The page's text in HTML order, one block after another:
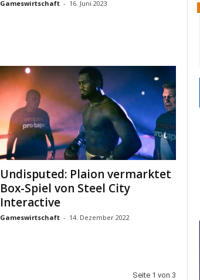
Gameswirtschaft - 16. Juni 2023
Undisputed: Plaion vermarktet
Box-Spiel von Steel City
Interactive
Gameswirtschaft - 14. Dezember 2022
Seite 1 von 3